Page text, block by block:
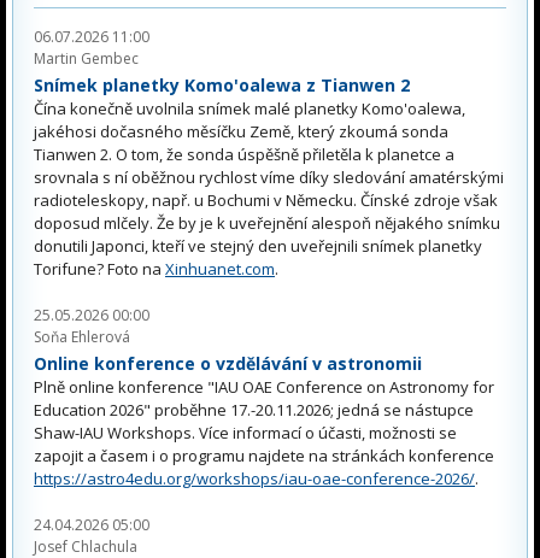
06.07.2026 11:00
Martin Gembec
Snímek planetky Komo'oalewa z Tianwen 2
Čína konečně uvolnila snímek malé planetky Komo'oalewa,
jakéhosi dočasného měsíčku Země, který zkoumá sonda
Tianwen 2. O tom, že sonda úspěšně přiletěla k planetce a
srovnala s ní oběžnou rychlost víme díky sledování amatérskými
radioteleskopy, např. u Bochumi v Německu. Čínské zdroje však
doposud mlčely. Že by je k uveřejnění alespoň nějakého snímku
donutili Japonci, kteří ve stejný den uveřejnili snímek planetky
Torifune? Foto na Xinhuanet.com.
25.05.2026 00:00
Soňa Ehlerová
Online konference o vzdělávání v astronomii
Plně online konference "IAU OAE Conference on Astronomy for
Education 2026" proběhne 17.-20.11.2026; jedná se nástupce
Shaw-IAU Workshops. Více informací o účasti, možnosti se
zapojit a časem i o programu najdete na stránkách konference
https://astro4edu.org/workshops/iau-oae-conference-2026/.
24.04.2026 05:00
Josef Chlachula